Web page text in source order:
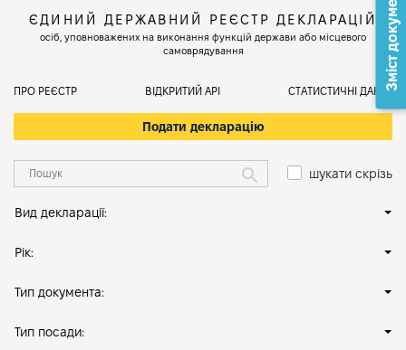
ЄДИНИЙ ДЕРЖАВНИЙ РЕЄСТР ДЕКЛАРАЦІЙ
осіб, уповноважених на виконання функцій держави або місцевого
самоврядування
ПРО РЕЄСТР ВІДКРИТИЙ АРІ СТАТИСТИЧНІ ДАНІ
Подати декларацію
шукати скрізь
Вид декларації:
Рік:
Тип документа:
Тип посади:
Зміст документа